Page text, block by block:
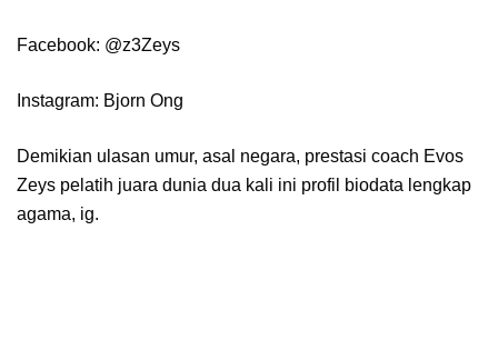
Facebook: @z3Zeys
Instagram: Bjorn Ong
Demikian ulasan umur, asal negara, prestasi coach Evos
Zeys pelatih juara dunia dua kali ini profil biodata lengkap
agama, ig.